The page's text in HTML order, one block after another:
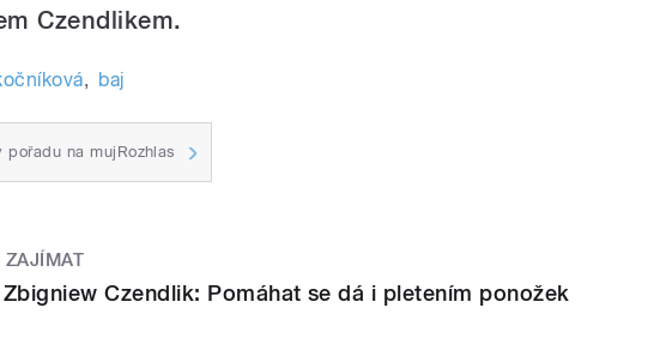
Czendlikem.
, baj
pořadu na mujRozhlas
ZAJÍMAT
Zbigniew Czendlik: Pomáhat se dá i pletením ponožek